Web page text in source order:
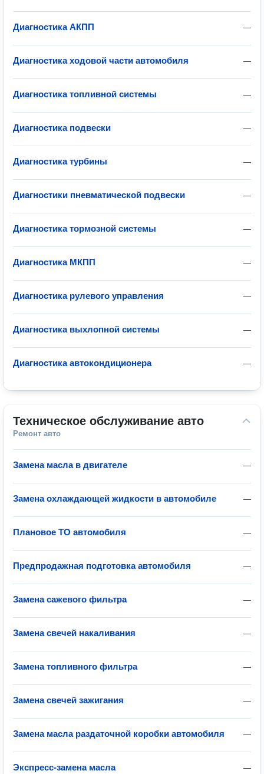
—
Диагностика АКПП
—
Диагностика ходовой части автомобиля
—
Диагностика топливной системы
—
Диагностика подвески
—
Диагностика турбины
—
Диагностики пневматической подвески
—
Диагностика тормозной системы
—
Диагностика МКПП
—
Диагностика рулевого управления
—
Диагностика выхлопной системы
—
Диагностика автокондиционера
Техническое обслуживание авто
Ремонт авто
—
Замена масла в двигателе
—
Замена охлаждающей жидкости в автомобиле
—
Плановое ТО автомобиля
—
Предпродажная подготовка автомобиля
—
Замена сажевого фильтра
—
Замена свечей накаливания
—
Замена топливного фильтра
—
Замена свечей зажигания
—
Замена масла раздаточной коробки автомобиля
—
Экспресс-замена масла